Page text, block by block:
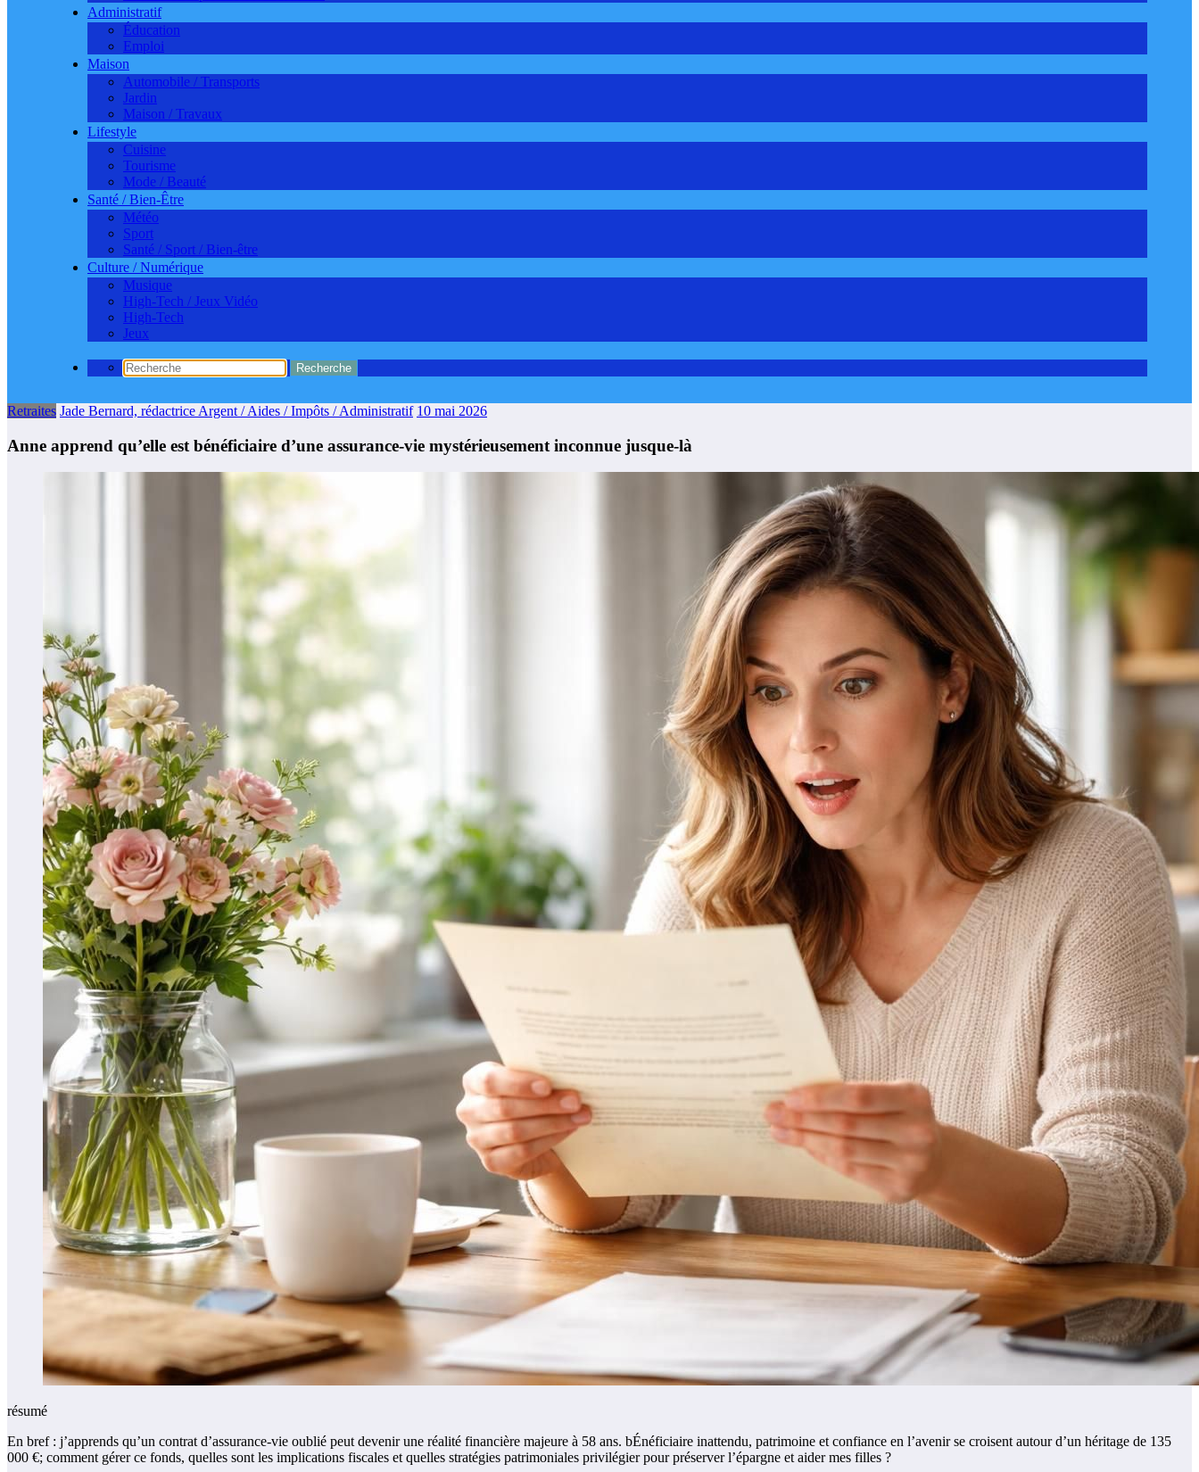
Administratif
Éducation
Emploi
Maison
Automobile / Transports
Jardin
Maison / Travaux
Lifestyle
Cuisine
Tourisme
Mode / Beauté
Santé / Bien-Être
Météo
Sport
Santé / Sport / Bien-être
Culture / Numérique
Musique
High-Tech / Jeux Vidéo
High-Tech
Jeux
Retraites Jade Bernard, rédactrice Argent / Aides / Impôts / Administratif 10 mai 2026
Anne apprend qu’elle est bénéficiaire d’une assurance-vie mystérieusement inconnue jusque-là
résumé
En bref : j’apprends qu’un contrat d’assurance-vie oublié peut devenir une réalité financière majeure à 58 ans. bÉnéficiaire inattendu, patrimoine et confiance en l’avenir se croisent autour d’un héritage de 135
000 €; comment gérer ce fonds, quelles sont les implications fiscales et quelles stratégies patrimoniales privilégier pour préserver l’épargne et aider mes filles ?